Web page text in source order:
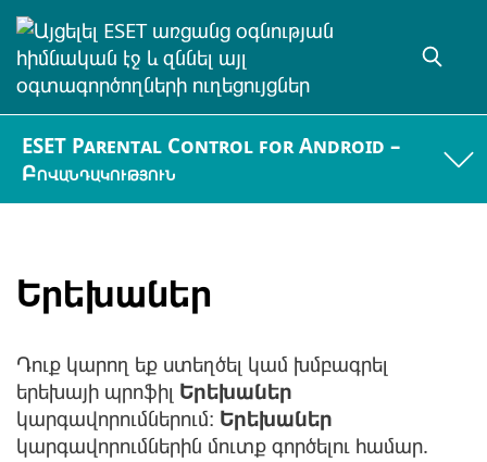
ESET Parental Control for Android –
Բովանդակություն
Երեխաներ
Դուք կարող եք ստեղծել կամ խմբագրել
երեխայի պրոֆիլ Երեխաներ
կարգավորումներում։ Երեխաներ
կարգավորումներին մուտք գործելու համար.